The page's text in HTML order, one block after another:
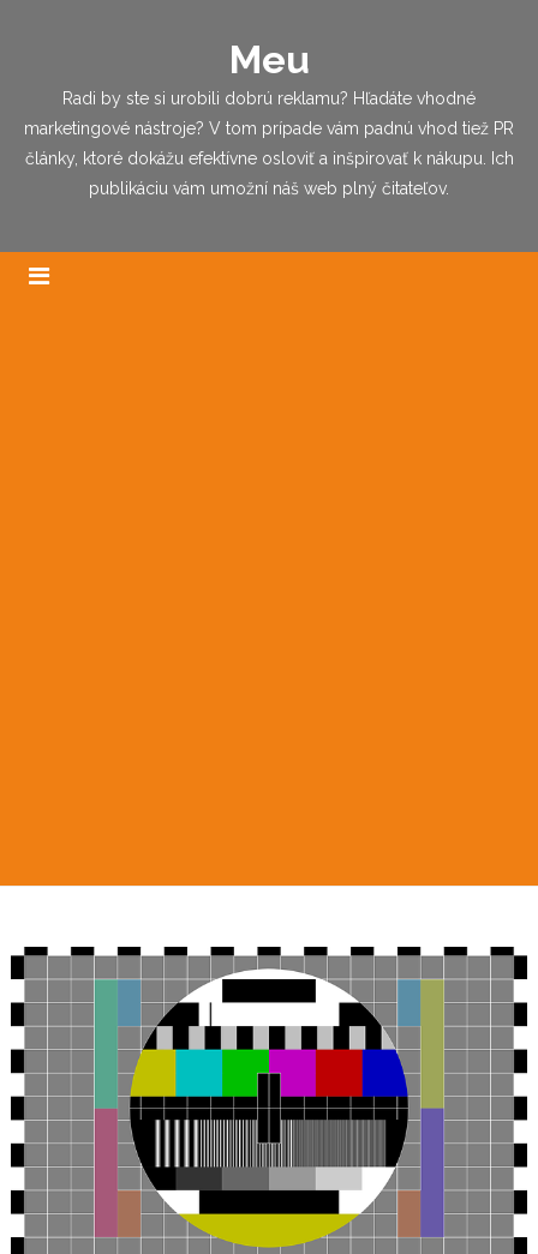
Meu
Radi by ste si urobili dobrú reklamu? Hľadáte vhodné
marketingové nástroje? V tom prípade vám padnú vhod tiež PR
články, ktoré dokážu efektívne osloviť a inšpirovať k nákupu. Ich
publikáciu vám umožní náš web plný čitateľov.